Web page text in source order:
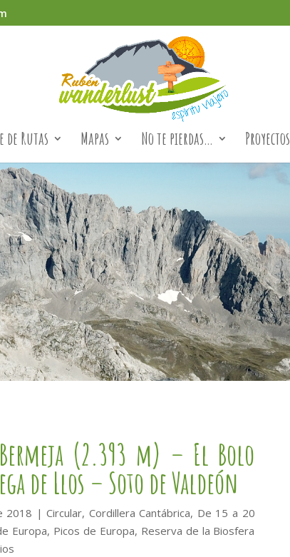
de Rutas Mapas No te pierdas… Proyectos
(2.393 m) – El Bolo
de Llos – Soto de Valdeón
2018 |Circular, Cordillera Cantábrica, De 15 a 20
Europa, Picos de Europa, Reserva de la Biosfera